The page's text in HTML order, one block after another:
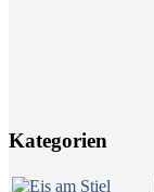
Kategorien